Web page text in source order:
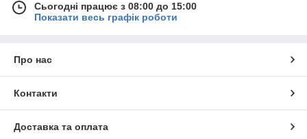
Сьогодні працює з 08:00 до 15:00
Показати весь графік роботи
Про нас
Контакти
Доставка та оплата